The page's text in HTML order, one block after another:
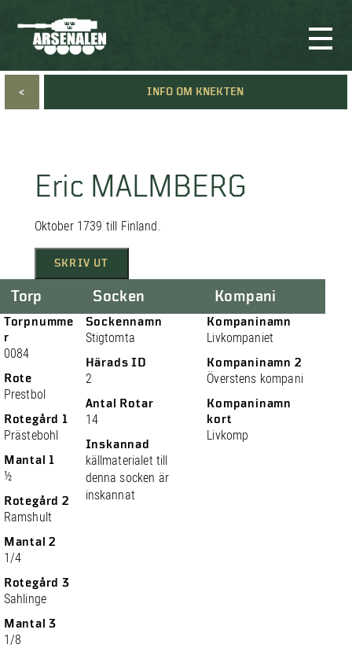
< INFO OM KNEKTEN
Eric MALMBERG
Oktober 1739 till Finland.
SKRIV UT
Torp
Torpnumme
r
0084
Rote
Prestbol
Rotegård 1
Prästebohl
Mantal 1
½
Rotegård 2
Ramshult
Mantal 2
1/4
Rotegård 3
Sahlinge
Mantal 3
1/8
Socken
Sockennamn
Stigtomta
Härads ID
2
Antal Rotar
14
Inskannad
källmaterialet till
denna socken är
inskannat
Kompani
Kompaninamn
Livkompaniet
Kompaninamn 2
Överstens kompani
Kompaninamn
kort
Livkomp